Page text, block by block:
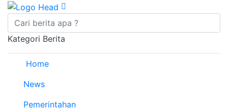
Kategori Berita
Home
News
Pemerintahan